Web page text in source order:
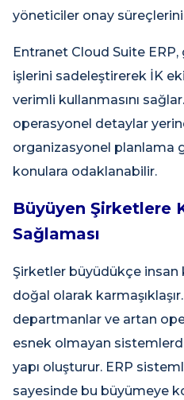
yöneticiler onay
Entranet Cloud Suite
işlerini sadeleştirerek İK
verimli kullanmasını
operasyonel detaylar
organizasyonel planlama
konulara odaklanabilir.
Büyüyen Şirketlere
Sağlaması
Şirketler büyüdükçe insan
doğal olarak
departmanlar ve artan
esnek olmayan
yapı oluşturur. ERP
sayesinde bu büyümeye